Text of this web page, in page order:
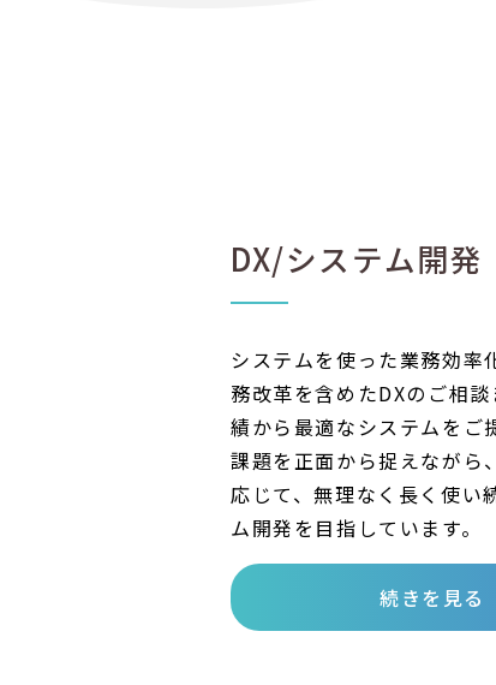
DX/システム開発
システムを使った業務効率
務改革を含めたDXのご相
績から最適なシステムをご
課題を正面から捉えながら
応じて、無理なく長く使い
ム開発を目指しています。
続きを見る